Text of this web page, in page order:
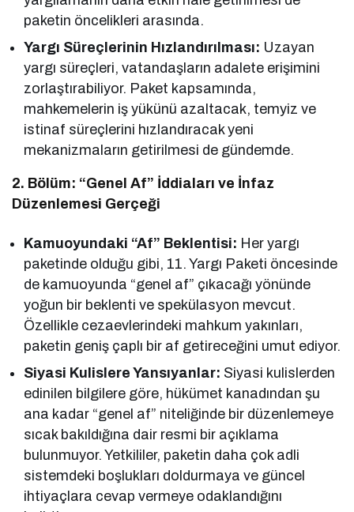
paketin öncelikleri arasında.
Yargı Süreçlerinin Hızlandırılması: Uzayan
yargı süreçleri, vatandaşların adalete erişimini
zorlaştırabiliyor. Paket kapsamında,
mahkemelerin iş yükünü azaltacak, temyiz ve
istinaf süreçlerini hızlandıracak yeni
mekanizmaların getirilmesi de gündemde.
2. Bölüm: “Genel Af” İddiaları ve İnfaz
Düzenlemesi Gerçeği
Kamuoyundaki “Af” Beklentisi: Her yargı
paketinde olduğu gibi, 11. Yargı Paketi öncesinde
de kamuoyunda “genel af” çıkacağı yönünde
yoğun bir beklenti ve spekülasyon mevcut.
Özellikle cezaevlerindeki mahkum yakınları,
paketin geniş çaplı bir af getireceğini umut ediyor.
Siyasi Kulislere Yansıyanlar: Siyasi kulislerden
edinilen bilgilere göre, hükümet kanadından şu
ana kadar “genel af” niteliğinde bir düzenlemeye
sıcak bakıldığına dair resmi bir açıklama
bulunmuyor. Yetkililer, paketin daha çok adli
sistemdeki boşlukları doldurmaya ve güncel
ihtiyaçlara cevap vermeye odaklandığını